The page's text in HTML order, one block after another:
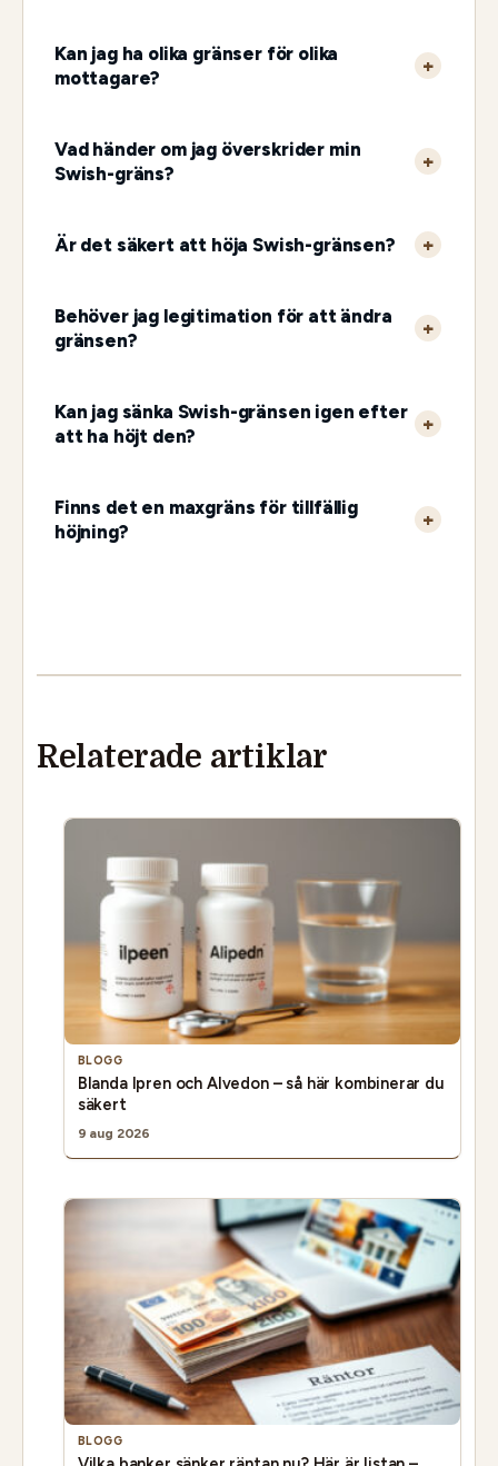
Kan jag ha olika gränser för olika
mottagare?
Vad händer om jag överskrider min
Swish-gräns?
Är det säkert att höja Swish-gränsen?
Behöver jag legitimation för att ändra
gränsen?
Kan jag sänka Swish-gränsen igen efter
att ha höjt den?
Finns det en maxgräns för tillfällig
höjning?
Relaterade artiklar
BLOGG
Blanda Ipren och Alvedon – så här kombinerar du
säkert
9 aug 2026
BLOGG